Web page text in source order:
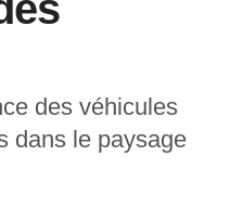
des véhicules
dans le paysage